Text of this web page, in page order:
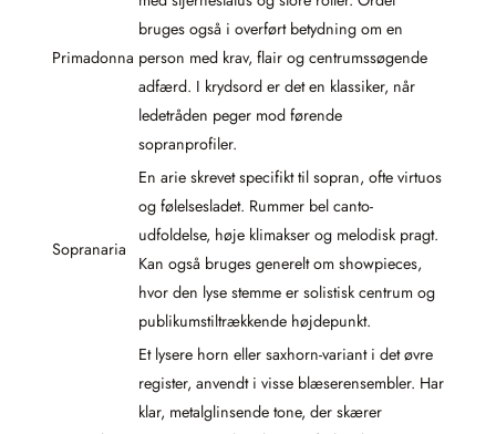
Primadonna
bruges også i overført betydning om en
person med krav, flair og centrumssøgende
adfærd. I krydsord er det en klassiker, når
ledetråden peger mod førende
sopranprofiler.
Sopranaria
En arie skrevet specifikt til sopran, ofte virtuos
og følelsesladet. Rummer bel canto-
udfoldelse, høje klimakser og melodisk pragt.
Kan også bruges generelt om showpieces,
hvor den lyse stemme er solistisk centrum og
publikumstiltrækkende højdepunkt.
Et lysere horn eller saxhorn-variant i det øvre
register, anvendt i visse blæserensembler. Har
klar, metalglinsende tone, der skærer